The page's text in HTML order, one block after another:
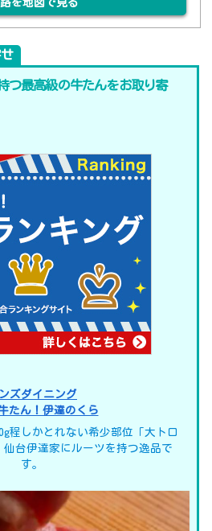
つ最高級の牛たんをお取り寄
ズダイニング
たん！伊達のくら
程しかとれない希少部位「大トロ
台伊達家にルーツを持つ逸品で
す。